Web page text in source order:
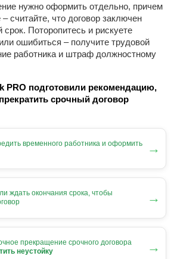
нужно оформить отдельно, причем
считайте, что договор заключен
Поторопитесь и рискуете
ошибиться – получите трудовой
работника и штраф должностному
PRO подготовили рекомендацию,
срочный договор
временного работника и оформить
→
ждать окончания срока, чтобы
→
прекращение срочного договора
неустойку →